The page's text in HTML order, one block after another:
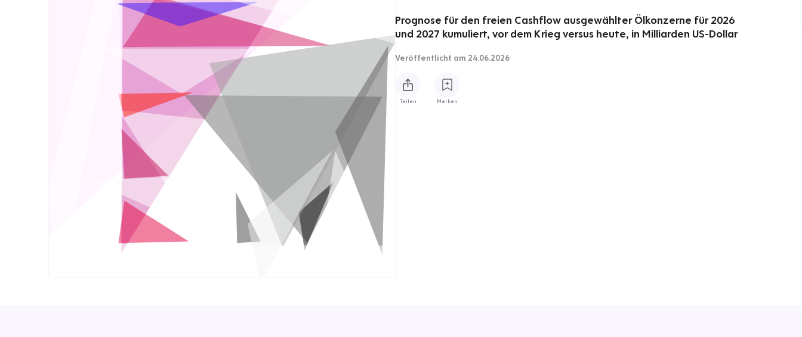
Prognose für den freien Cashflow ausgewählter Ölkonzerne für 2026
und 2027 kumuliert, vor dem Krieg versus heute, in Milliarden US-Dollar
Veröffentlicht am 24.06.2026
Teilen Merken